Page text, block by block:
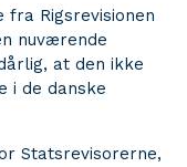
fra Rigsrevisionen
nuværende
at den ikke
i de danske
Statsrevisorerne,